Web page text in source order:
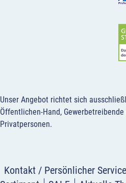
Unser Angebot richtet sich
Öffentlichen-Hand,
Privatpersonen.
Kontakt / Persönlicher Service